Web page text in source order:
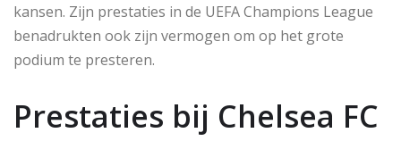
kansen. Zijn prestaties in de UEFA Champions League
benadrukten ook zijn vermogen om op het grote
podium te presteren.
Prestaties bij Chelsea FC